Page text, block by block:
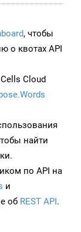
, чтобы
о квотах API
Cloud
найти
по API на
и
об REST API.